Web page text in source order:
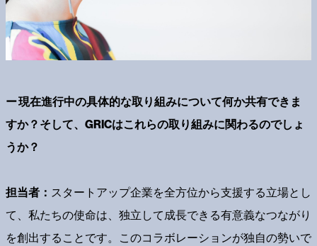
ー 現在進行中の具体的な取り組みについて何か共有できま
すか？そして、GRICはこれらの取り組みに関わるのでしょ
うか？
担当者： スタートアップ企業を全方位から支援する立場とし
て、私たちの使命は、独立して成長できる有意義なつながり
を創出することです。このコラボレーションが独自の勢いで